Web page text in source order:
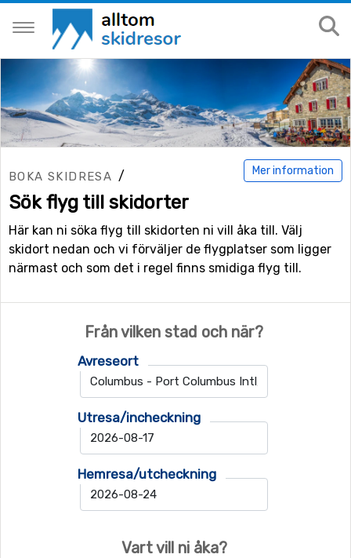
Mer information
BOKA SKIDRESA /
Sök flyg till skidorter
Här kan ni söka flyg till skidorten ni vill åka till. Välj
skidort nedan och vi förväljer de flygplatser som ligger
närmast och som det i regel finns smidiga flyg till.
Från vilken stad och när?
Avreseort
Utresa/incheckning
Hemresa/utcheckning
Vart vill ni åka?